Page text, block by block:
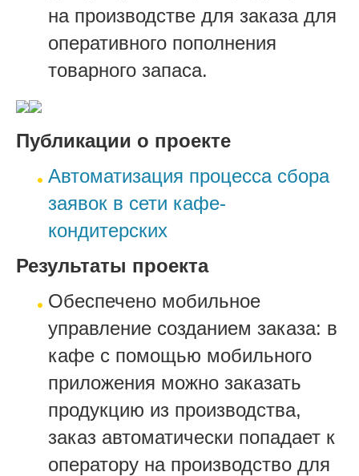
на производстве для заказа для
оперативного пополнения
товарного запаса.
Публикации о проекте
Автоматизация процесса сбора
заявок в сети кафе-
кондитерских
Результаты проекта
Обеспечено мобильное
управление созданием заказа: в
кафе с помощью мобильного
приложения можно заказать
продукцию из производства,
заказ автоматически попадает к
оператору на производство для